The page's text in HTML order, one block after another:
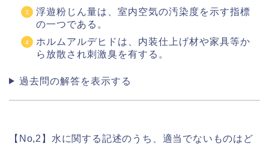
浮遊粉じん量は、室内空気の汚染度を示す指標
の一つである。
ホルムアルデヒドは、内装仕上げ材や家具等か
ら放散され刺激臭を有する。
過去問の解答を表示する
【No,2】水に関する記述のうち、適当でないものはど